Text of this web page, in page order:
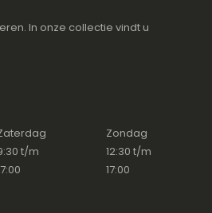
In onze collectie vindt u
t/m
Zondag
12:30 t/m
17:00